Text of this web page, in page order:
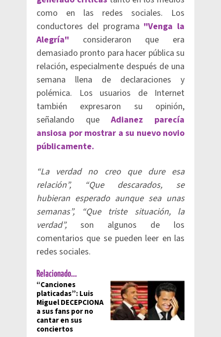
como en las redes sociales. Los
conductores del programa "Venga la
Alegría" consideraron que era
demasiado pronto para hacer pública su
relación, especialmente después de una
semana llena de declaraciones y
polémica. Los usuarios de Internet
también expresaron su opinión,
señalando que Adianez parecía
ansiosa por mostrar a su nuevo novio
públicamente.
“La verdad no creo que dure esa
relación”, “Que descarados, se
hubieran esperado aunque sea unas
semanas”, “Que triste situación, la
verdad”,son algunos de los
comentarios que se pueden leer en las
redes sociales.
Relacionado...
“Canciones
platicadas”: Luis
Miguel DECEPCIONA
a sus fans por no
cantar en sus
conciertos